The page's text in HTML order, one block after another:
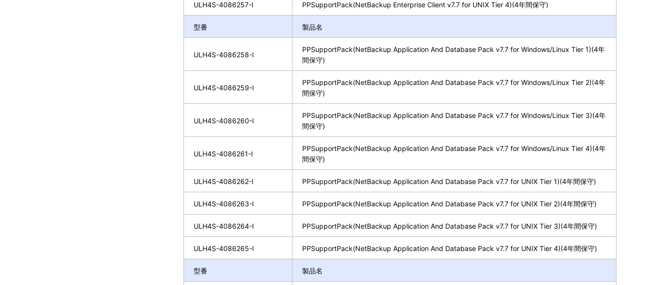
ULH4S-4086257-I PPSupportPack(NetBackup Enterprise Client v7.7 for UNIX Tier 4)(4年間保守)
型番 製品名
ULH4S-4086258-I
PPSupportPack(NetBackup Application And Database Pack v7.7 for Windows/Linux Tier 1)(4年
間保守)
ULH4S-4086259-I
PPSupportPack(NetBackup Application And Database Pack v7.7 for Windows/Linux Tier 2)(4年
間保守)
ULH4S-4086260-I
PPSupportPack(NetBackup Application And Database Pack v7.7 for Windows/Linux Tier 3)(4年
間保守)
ULH4S-4086261-I
PPSupportPack(NetBackup Application And Database Pack v7.7 for Windows/Linux Tier 4)(4年
間保守)
ULH4S-4086262-I PPSupportPack(NetBackup Application And Database Pack v7.7 for UNIX Tier 1)(4年間保守)
ULH4S-4086263-I PPSupportPack(NetBackup Application And Database Pack v7.7 for UNIX Tier 2)(4年間保守)
ULH4S-4086264-I PPSupportPack(NetBackup Application And Database Pack v7.7 for UNIX Tier 3)(4年間保守)
ULH4S-4086265-I PPSupportPack(NetBackup Application And Database Pack v7.7 for UNIX Tier 4)(4年間保守)
型番 製品名